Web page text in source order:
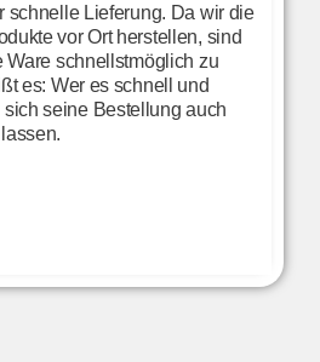
schnelle Lieferung. Da wir die
vor Ort herstellen, sind
Ware schnellstmöglich zu
es: Wer es schnell und
seine Bestellung auch